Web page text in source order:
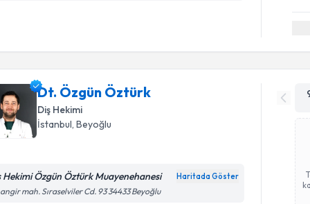
Dt. Özgün Öztürk
Diş Hekimi
İstanbul, Beyoğlu
Hekimi Özgün Öztürk Muayenehanesi Haritada Göster
mah. Sıraselviler Cd. 93 34433 Beyoğlu